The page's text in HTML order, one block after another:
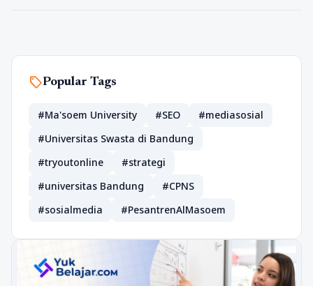
sellPopular Tags
#Ma'soem University #SEO
#mediasosial
#Universitas Swasta di Bandung
#tryoutonline
#strategi
#universitas Bandung
#CPNS
#sosialmedia
#PesantrenAlMasoem